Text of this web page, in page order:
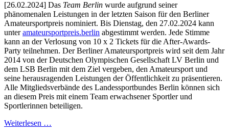
[26.02.2024] Das Team Berlin wurde aufgrund seiner
phänomenalen Leistungen in der letzten Saison für den Berliner
Amateursportpreis nominiert. Bis Dienstag, den 27.02.2024 kann
unteramateursportpreis.berlin abgestimmt werden. Jede Stimme
kann an der Verlosung von 10 x 2 Tickets für die After-Awards-
Party teilnehmen. Der Berliner Amateursportpreis wird seit dem Jahr
2014 von der Deutschen Olympischen Gesellschaft LV Berlin und
dem LSB Berlin mit dem Ziel vergeben, den Amateursport und
seine herausragenden Leistungen der Öffentlichkeit zu präsentieren.
Alle Mitgliedsverbände des Landessportbundes Berlin können sich
an diesem Preis mit einem Team erwachsener Sportler und
Sportlerinnen beteiligen.
Weiterlesen …